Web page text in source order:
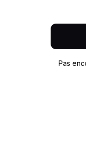
Pas